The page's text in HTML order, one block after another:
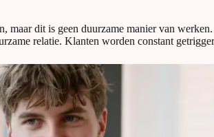
dit is geen duurzame manier van
relatie. Klanten worden constant